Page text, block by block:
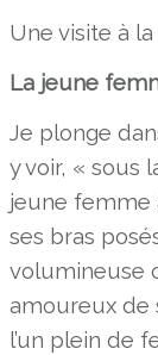
Une visite à
La jeune
Je plonge
y voir, « sous
jeune femme
ses bras
volumineuse
amoureux de
l’un plein de